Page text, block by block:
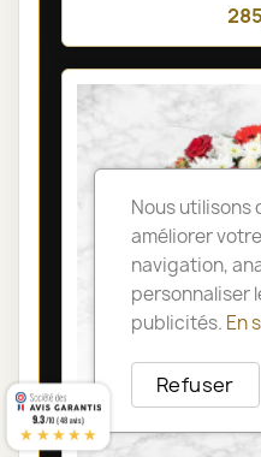
Nous utilisons
améliorer
navigation,
personnaliser
publicités. En
Refuser
9.3/10 (48 avis)
★★★★★